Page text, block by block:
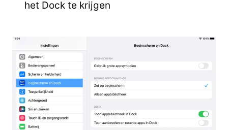
het Dock te krijgen